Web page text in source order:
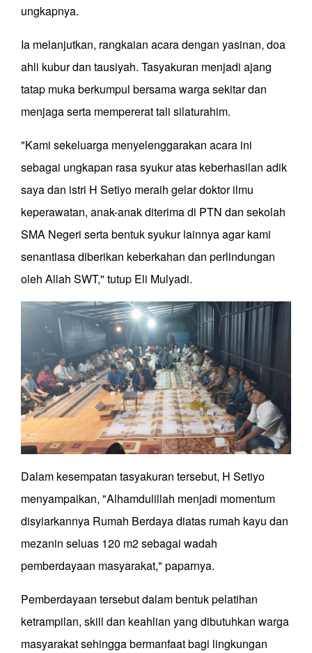
ungkapnya.
Ia melanjutkan, rangkaian acara dengan yasinan, doa
ahli kubur dan tausiyah. Tasyakuran menjadi ajang
tatap muka berkumpul bersama warga sekitar dan
menjaga serta mempererat tali silaturahim.
"Kami sekeluarga menyelenggarakan acara ini
sebagai ungkapan rasa syukur atas keberhasilan adik
saya dan istri H Setiyo meraih gelar doktor ilmu
keperawatan, anak-anak diterima di PTN dan sekolah
SMA Negeri serta bentuk syukur lainnya agar kami
senantiasa diberikan keberkahan dan perlindungan
oleh Allah SWT," tutup Eli Mulyadi.
Dalam kesempatan tasyakuran tersebut, H Setiyo
menyampaikan, "Alhamdulillah menjadi momentum
disyiarkannya Rumah Berdaya diatas rumah kayu dan
mezanin seluas 120 m2 sebagai wadah
pemberdayaan masyarakat," paparnya.
Pemberdayaan tersebut dalam bentuk pelatihan
ketrampilan, skill dan keahlian yang dibutuhkan warga
masyarakat sehingga bermanfaat bagi lingkungan